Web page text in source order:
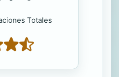
Totales